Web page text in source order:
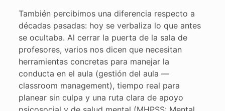
También percibimos una diferencia respecto a
décadas pasadas: hoy se verbaliza lo que antes
se ocultaba. Al cerrar la puerta de la sala de
profesores, varios nos dicen que necesitan
herramientas concretas para manejar la
conducta en el aula (gestión del aula —
classroom management), tiempo real para
planear sin culpa y una ruta clara de apoyo